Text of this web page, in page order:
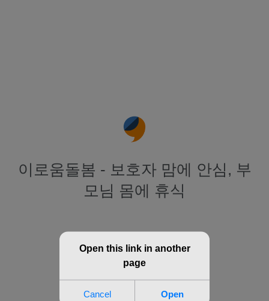
이로움돌봄 - 보호자 맘에 안심, 부
모님 몸에 휴식